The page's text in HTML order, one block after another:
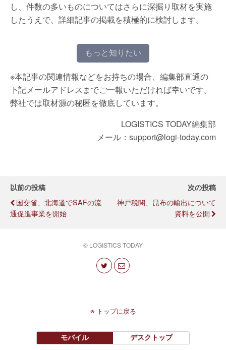
し、件数の多いものについてはさらに深掘り取材を実施
したうえで、詳細記事の掲載を積極的に検討します。
もっと知りたい
※本記事の関連情報などをお持ちの場合、編集部直通の
下記メールアドレスまでご一報いただければ幸いです。
弊社では取材源の秘匿を徹底しています。
LOGISTICS TODAY編集部
メール：support@logi-today.com
以前の投稿
国交省、北海道でSAFの流
通促進事業を開始
次の投稿
神戸税関、昆布の輸出について
資料を公開
© LOGISTICS TODAY
トップに戻る
モバイル デスクトップ